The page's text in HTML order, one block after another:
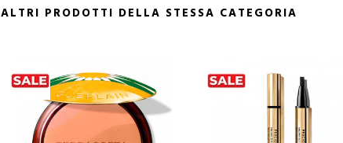
ALTRI PRODOTTI DELLA STESSA CATEGORIA